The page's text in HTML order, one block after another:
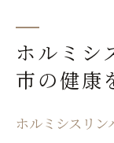
四日市
実際の
与える
ホルミシ
市の健康
ホルミシスリ